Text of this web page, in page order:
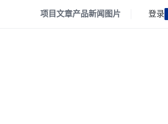
项目文章产品新闻 图片 登录